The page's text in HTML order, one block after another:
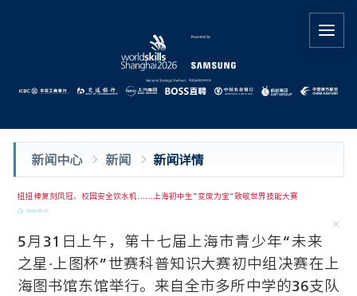
新闻中心 新闻 新闻详情
扭扭棒复刻凤冠、校园安全饮水机……上海初中生“变废为宝”致敬世界技能大赛
2026-06-01
5月31日上午，第十七届上海市青少年“未来
之星·上图杯”世赛科普知识大赛初中组决赛在上
海图书馆东馆举行。来自全市多所中学的36支队